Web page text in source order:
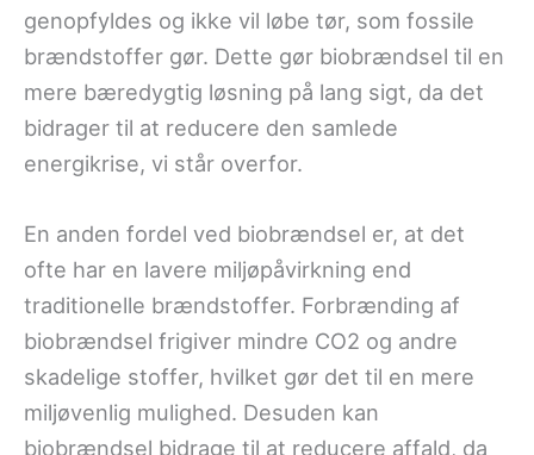
genopfyldes og ikke vil løbe tør, som fossile
brændstoffer gør. Dette gør biobrændsel til en
mere bæredygtig løsning på lang sigt, da det
bidrager til at reducere den samlede
energikrise, vi står overfor.
En anden fordel ved biobrændsel er, at det
ofte har en lavere miljøpåvirkning end
traditionelle brændstoffer. Forbrænding af
biobrændsel frigiver mindre CO2 og andre
skadelige stoffer, hvilket gør det til en mere
miljøvenlig mulighed. Desuden kan
biobrændsel bidrage til at reducere affald, da